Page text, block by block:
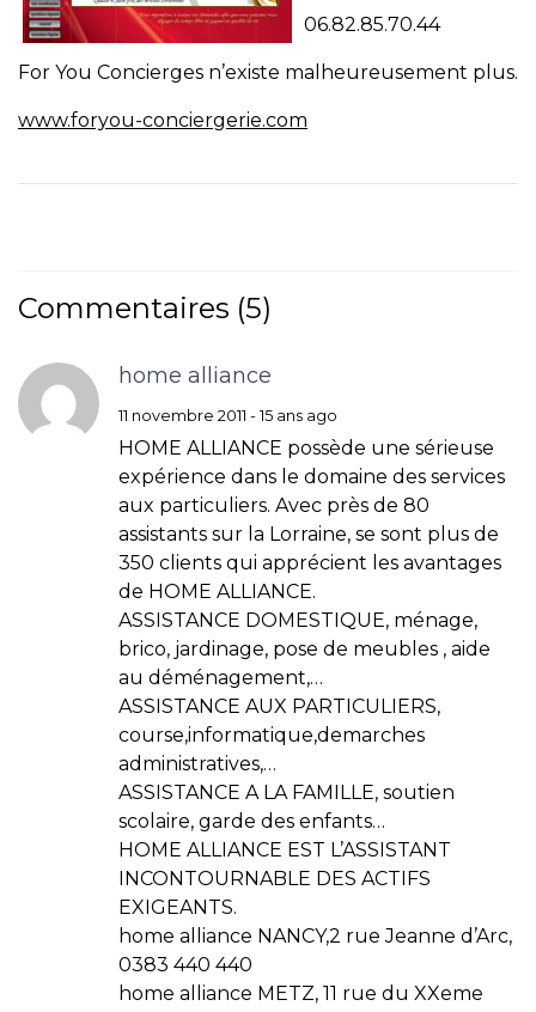
06.82.85.70.44
For You Concierges n’existe malheureusement plus.
www.foryou-conciergerie.com
Commentaires (5)
home alliance
11 novembre 2011 - 15 ans ago
HOME ALLIANCE possède une sérieuse
expérience dans le domaine des services
aux particuliers. Avec près de 80
assistants sur la Lorraine, se sont plus de
350 clients qui apprécient les avantages
de HOME ALLIANCE.
ASSISTANCE DOMESTIQUE, ménage,
brico, jardinage, pose de meubles , aide
au déménagement,…
ASSISTANCE AUX PARTICULIERS,
course,informatique,demarches
administratives,…
ASSISTANCE A LA FAMILLE, soutien
scolaire, garde des enfants…
HOME ALLIANCE EST L’ASSISTANT
INCONTOURNABLE DES ACTIFS
EXIGEANTS.
home alliance NANCY,2 rue Jeanne d’Arc,
0383 440 440
home alliance METZ, 11 rue du XXeme